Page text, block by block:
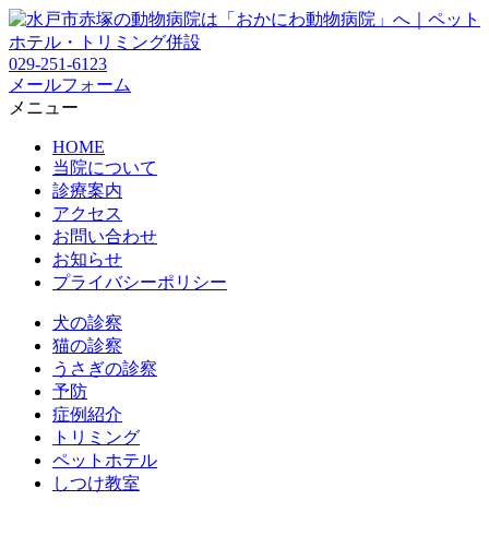
029-251-6123
メールフォーム
メニュー
HOME
当院について
診療案内
アクセス
お問い合わせ
お知らせ
プライバシーポリシー
犬の診察
猫の診察
うさぎの診察
予防
症例紹介
トリミング
ペットホテル
しつけ教室